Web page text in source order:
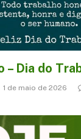
– Dia do
1 de maio de 2026